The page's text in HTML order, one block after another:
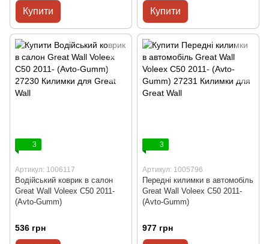
Купити Купити
3
Артикул: 1006117
Водійський коврик в салон
Great Wall Voleex C50 2011-
(Avto-Gumm)
536 грн
3
Артикул: 1005796
Передні килимки в автомобіль
Great Wall Voleex C50 2011-
(Avto-Gumm)
977 грн